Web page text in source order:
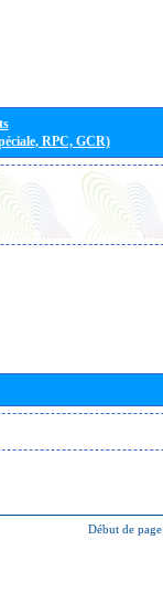
RPC, GCR)
Début de page